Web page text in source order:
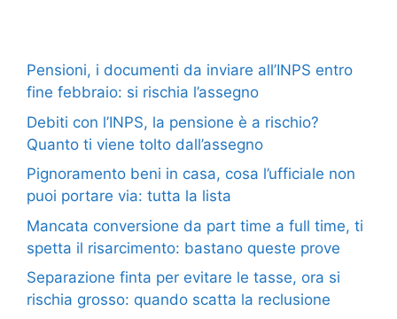
Pensioni, i documenti da inviare all’INPS entro
fine febbraio: si rischia l’assegno
Debiti con l’INPS, la pensione è a rischio?
Quanto ti viene tolto dall’assegno
Pignoramento beni in casa, cosa l’ufficiale non
puoi portare via: tutta la lista
Mancata conversione da part time a full time, ti
spetta il risarcimento: bastano queste prove
Separazione finta per evitare le tasse, ora si
rischia grosso: quando scatta la reclusione